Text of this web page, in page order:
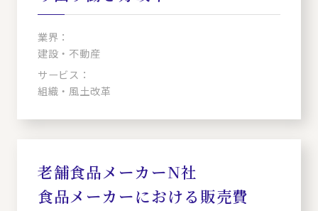
業界：
建設・不動産
サービス：
組織・風土改革
老舗食品メーカーN社
食品メーカーにおける販売費